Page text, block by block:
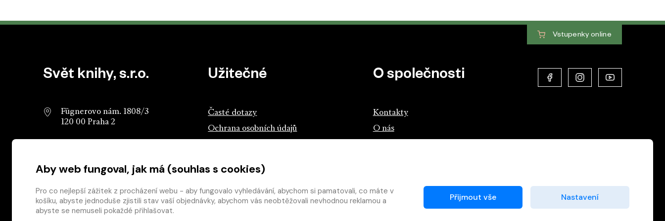
Patička webu
Vstupenky online
Svět knihy, s.r.o.
Fügnerovo nám. 1808/3
120 00 Praha 2
224 498 236
602 590 888
Užitečné
Časté dotazy
Ochrana osobních údajů
Rostík.cz
Rosteme s knihou
O společnosti
Kontakty
O nás
Aby web fungoval, jak má (souhlas s cookies)
Pro co nejlepší zážitek z procházení webu - aby fungovalo vyhledávání, abychom si pamatovali, co máte v
košíku, abyste jednoduše zjistili stav vaší objednávky, abychom vás neobtěžovali nevhodnou reklamou a
abyste se nemuseli pokaždé přihlašovat.
Přijmout vše Nastavení